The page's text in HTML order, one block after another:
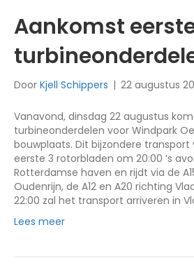
Aankomst
Door Kjell Schippers | 22 augustus
Vanavond, dinsdag 22 augustus
turbineonderdelen voor Windpark
bouwplaats. Dit bijzondere
eerste 3 rotorbladen om 20:00 ’s
Rotterdamse haven en rijdt via de
Oudenrijn, de A12 en A20 richting
22:00 zal het transport arriveren in
Lees meer